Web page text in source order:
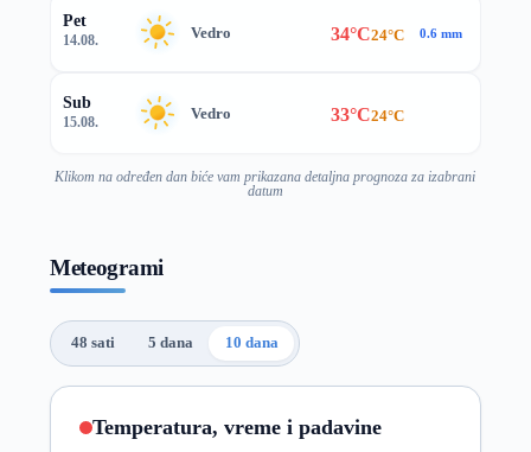
Pet
14.08. Vedro 34°C24°C 0.6 mm
Sub
15.08. Vedro 33°C24°C
Klikom na određen dan biće vam prikazana detaljna prognoza za izabrani
datum
Meteogrami
48 sati 5 dana 10 dana
Temperatura, vreme i padavine